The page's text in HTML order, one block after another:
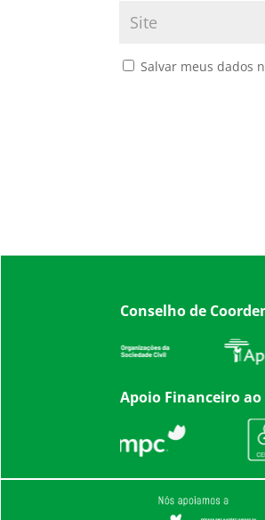
Salvar meus dados
Conselho de
Apoio Financeiro